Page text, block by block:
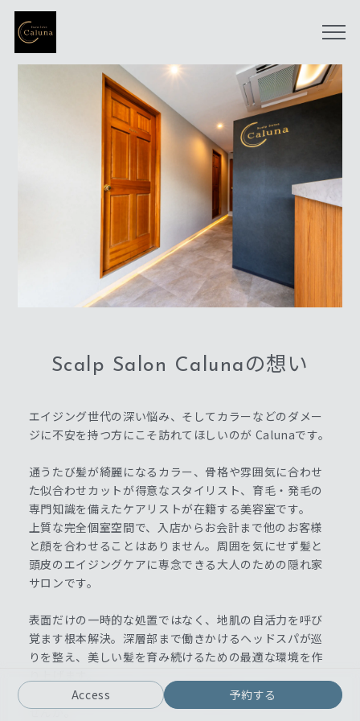
Scalp Salon Calunaの想い
エイジング世代の深い悩み、そしてカラーなどのダメー
ジに不安を持つ方にこそ訪れてほしいのが Calunaです。
通うたび髪が綺麗になるカラー、骨格や雰囲気に合わせ
た似合わせカットが得意なスタイリスト、育毛・発毛の
専門知識を備えたケアリストが在籍する美容室です。
上質な完全個室空間で、入店からお会計まで他のお客様
と顔を合わせることはありません。周囲を気にせず髪と
頭皮のエイジングケアに専念できる大人のための隠れ家
サロンです。
表面だけの一時的な処置ではなく、地肌の自活力を呼び
覚ます根本解決。深層部まで働きかけるヘッドスパが巡
りを整え、美しい髪を育み続けるための最適な環境を作
10年先も笑顔で毎日が輝ける予防美容をここから始めま
せんか。
Access 予約する